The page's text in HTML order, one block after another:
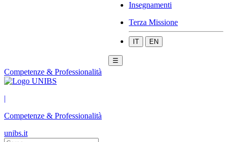
Insegnamenti
Terza Missione
IT EN
☰
Competenze & Professionalità
|
Competenze & Professionalità
unibs.it